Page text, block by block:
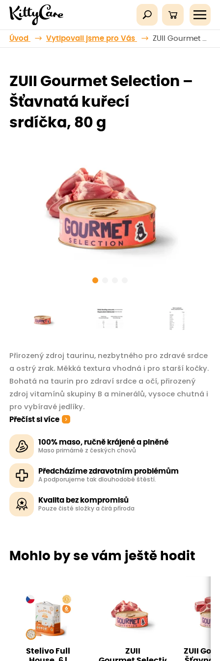
Úvod Vytipovali jsme pro Vás ZUII Gourmet Selection – Šťavnatá kuřecí srdíčka, 80 g
ZUII Gourmet Selection –
Šťavnatá kuřecí
srdíčka, 80 g
Přirozený zdroj taurinu, nezbytného pro zdravé srdce
a ostrý zrak. Měkká textura vhodná i pro starší kočky.
Bohatá na taurin pro zdraví srdce a očí, přirozený
zdroj vitamínů skupiny B a minerálů, vysoce chutná i
pro vybíravé jedlíky.
Přečíst si více
100% maso, ručně krájené a plněné
Maso primárně z českých chovů
Předcházíme zdravotním problémům
A podporujeme tak dlouhodobé štěstí.
Kvalita bez kompromisů
Pouze čisté složky a čirá příroda
Mohlo by se vám ještě hodit
Stelivo Full
ZUII
ZUII